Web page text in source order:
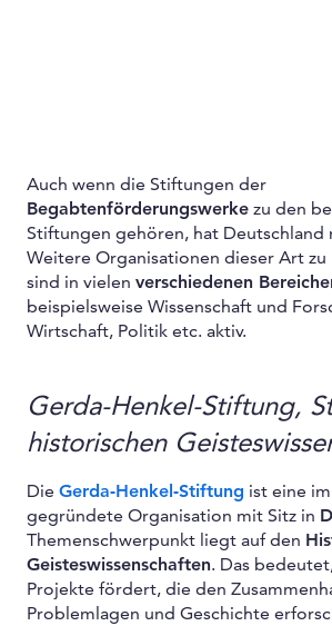
Auch wenn die Stiftungen der
Begabtenförderungswerke zu den
Stiftungen gehören, hat Deutschland
Weitere Organisationen dieser Art zu
sind in vielen verschiedenen
beispielsweise Wissenschaft und
Wirtschaft, Politik etc. aktiv.
Gerda-Henkel-Stiftung,
historischen
Die Gerda-Henkel-Stiftung ist eine
gegründete Organisation mit Sitz in
Themenschwerpunkt liegt auf den
Geisteswissenschaften. Das
Projekte fördert, die den
Problemlagen und Geschichte